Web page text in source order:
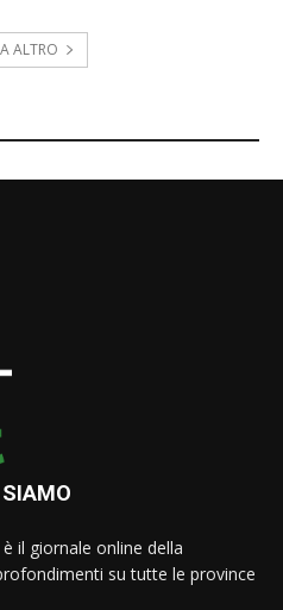
ALTRO
il giornale online della
su tutte le province